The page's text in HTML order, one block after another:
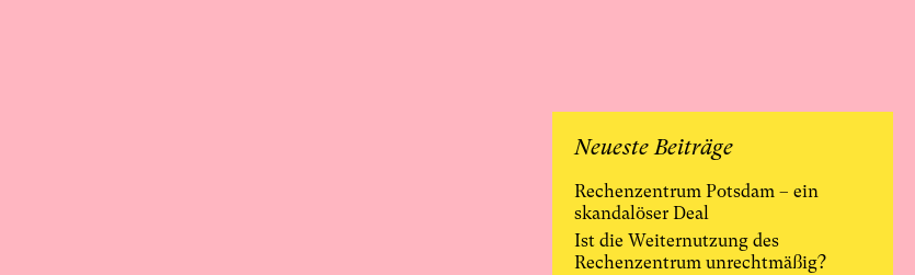
Neueste Beiträge
Rechenzentrum Potsdam – ein
skandalöser Deal
Ist die Weiternutzung des
Rechenzentrum unrechtmäßig?